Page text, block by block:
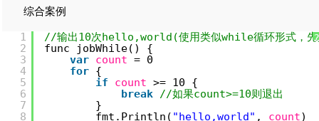
综合案例
?
1
2
3
4
5
6
7
8
//输出10次hello,world(使用类似while循环形式，先
func jobWhile() {
var count = 0
for {
if
count >= 10 {
break //如果count>=10则退出
}
fmt.Println( "hello,world" , count)